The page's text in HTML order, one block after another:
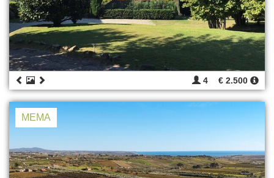
4 € 2.500
MEMA